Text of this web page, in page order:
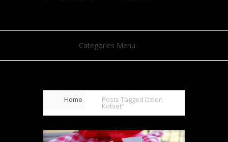
Categories Menu
Home Posts Tagged Dzien
Kobiet"